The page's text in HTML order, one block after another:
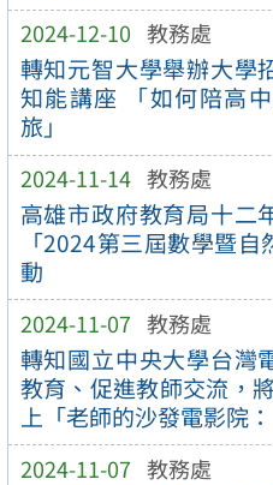
2024-12-10 教務處
轉知元智大學舉辦大學
知能講座 「如何陪高
旅」
2024-11-14 教務處
高雄市政府教育局十二
「2024第三屆數學暨
動
2024-11-07 教務處
轉知國立中央大學台灣
教育、促進教師交流，
上「老師的沙發電影院：
2024-11-07 教務處